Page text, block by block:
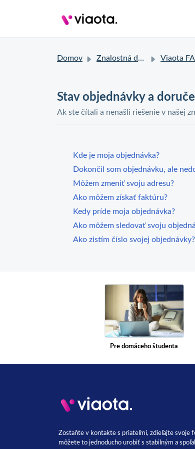
Domov Znalostná databáza Viaota
Stav objednávky a
Ak ste čítali a nenašli riešenie v našej
Kde je moja objednávka?
Dokončil som objednávku, ale
Môžem zmeniť svoju adresu?
Ako môžem získať faktúru?
Kedy príde moja objednávka?
Ako môžem sledovať svoju
Ako zistím číslo svojej objednávky?
Pre domáceho študenta
Zostaňte v kontakte s priateľmi, zdieľajte svoje
môžete to jednoducho urobiť s stabilným a